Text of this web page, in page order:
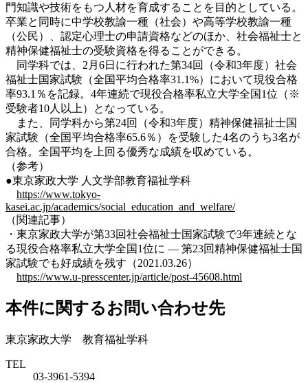
門知識や技術をもつ人材を育成することを目的としている。
卒業と同時に中学校教諭一種（社会）や高等学校教諭一種
（公民）、認定心理士の申請資格などのほか、社会福祉士と
精神保健福祉士の受験資格を得ることができる。
同学科では、2月6日に行われた第34回（令和3年度）社会
福祉士国家試験（全国平均合格率31.1%）において現役合格
率93.1％を記録。4年連続で現役合格率私立大学全国1位（※
受験者10人以上）となっている。
また、同学科から第24回（令和3年度）精神保健福祉士国
家試験（全国平均合格率65.6％）を受験した4名のうち3名が
合格。全国平均を上回る優秀な成績を収めている。
（参考）
●東京家政大学 人文学部教育福祉学科
https://www.tokyo-
kasei.ac.jp/academics/social_education_and_welfare/
（関連記事）
・東京家政大学が第33回社会福祉士国家試験で3年連続とな
る現役合格率私立大学全国1位に — 第23回精神保健福祉士国
家試験でも好成績を残す（2021.03.26）
https://www.u-presscenter.jp/article/post-45608.html
本件に関するお問い合わせ先
東京家政大学 教育福祉学科
TEL
03-3961-5394